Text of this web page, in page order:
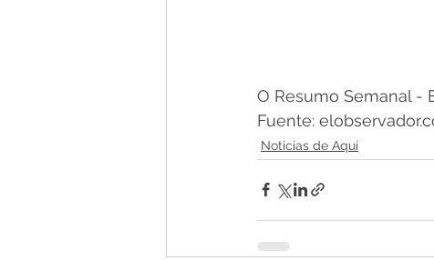
O Resumo Semanal -
Fuente:
Noticias de Aquí